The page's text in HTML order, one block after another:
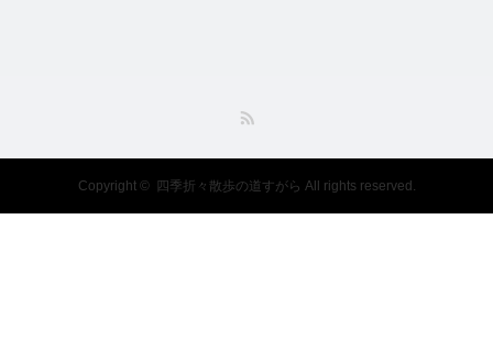
Copyright © 四季折々散歩の道すがら All rights reserved.